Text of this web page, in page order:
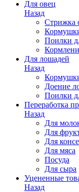
Для овец
Назад
Стрижка
Поилки
Для лошадей
Назад
Доение
Поилки
Переработка
Назад
Для
Для
Для
Для мяса
Посуда
Для сыра
Уцененные
Назад